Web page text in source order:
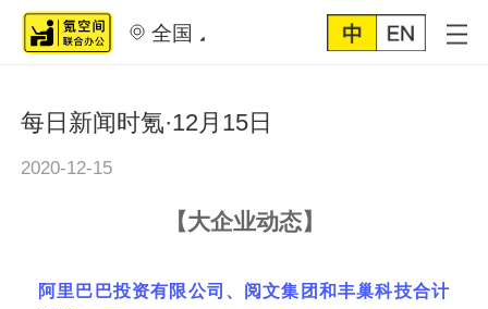
全国
每日新闻时氪·12月15日
2020-12-15
【大企业动态】
阿里巴巴投资有限公司、阅文集团和丰巢科技合计